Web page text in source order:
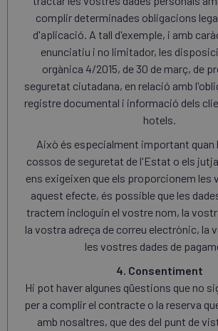
complir determinades obligacions
d'aplicació. A tall d'exemple, i amb
enunciatiu i no limitador, les
orgànica 4/2015, de 30 de març, de
seguretat ciutadana, en relació amb
registre documental i informació dels
hotels.
Això és especialment important quan
cossos de seguretat de l'Estat o els
ens exigeixen que els proporcionem les
aquest efecte, és possible que les
tractem incloguin el vostre nom, la
la vostra adreça de correu electrònic, la
les vostres dades de
4. Consentiment
Hi pot haver algunes qüestions que no
per a complir el contracte o la reserva
amb nosaltres, que des del punt de